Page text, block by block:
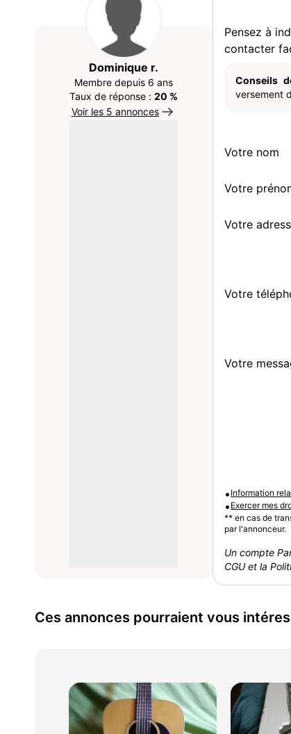
Dominique r.
Membre depuis 6 ans
Taux de réponse : 20 %
Voir les 5 annonces
Pensez à
contacter
Conseils
versement
Votre nom
Votre
Votre
Votre
Votre
• Information
• Exercer mes
** en cas de
par l'annonceur.
Un compte
CGU et la
Ces annonces pourraient vous